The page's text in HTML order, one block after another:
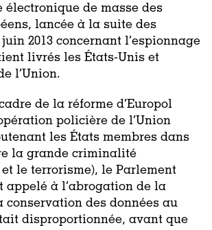
de masse des
lancée à la suite des
2013 concernant l’espionnage
livrés les États-Unis et
l’Union.
de la réforme d’Europol
policière de l’Union
les États membres dans
la grande criminalité
le terrorisme), le Parlement
appelé à l’abrogation de la
conservation des données au
disproportionnée, avant que